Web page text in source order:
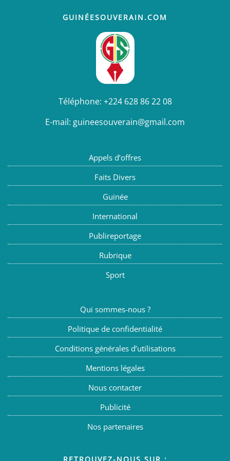
GUINÉESOUVERAIN.COM
Téléphone: +224 628 86 22 08
E-mail: guineesouverain@gmail.com
Appels d’offres
Faits Divers
Guinée
International
Publireportage
Rubrique
Sport
Qui sommes-nous ?
Politique de confidentialité
Conditions générales d’utilisations
Mentions légales
Nous contacter
Publicité
Nos partenaires